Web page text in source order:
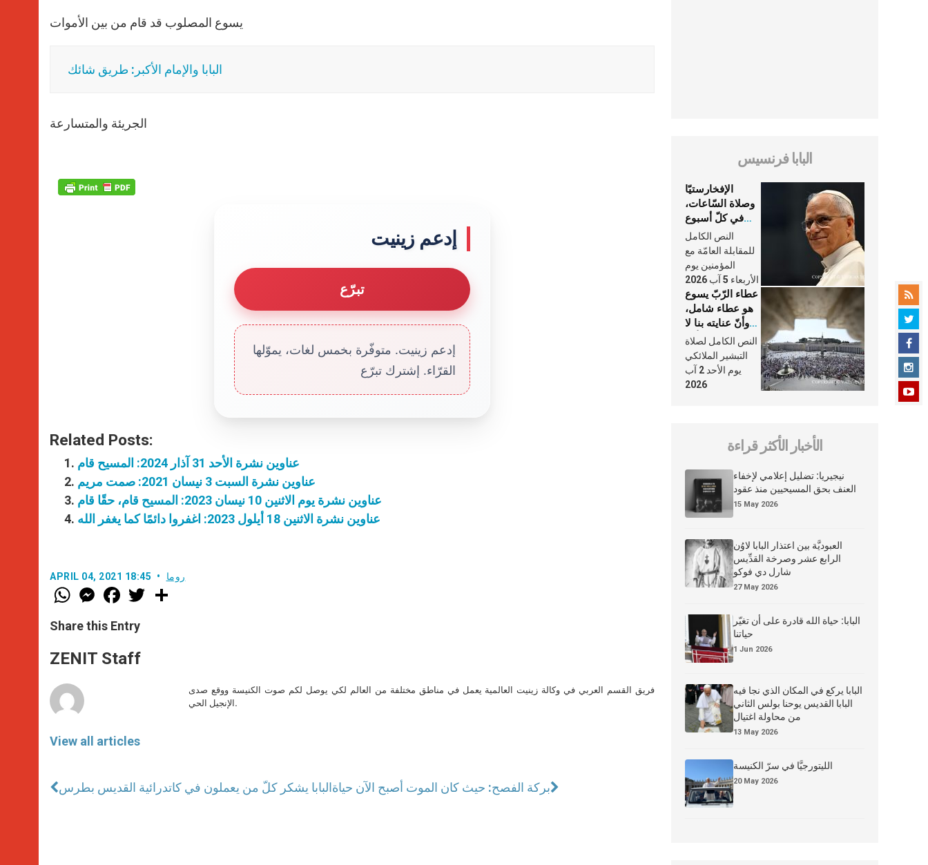
يسوع المصلوب قد قام من بين الأموات
البابا والإمام الأكبر: طريق شائك
الجريئة والمتسارعة
إدعم زينيت
تبرّع
إدعم زينيت. متوفّرة بخمس لغات، يموّلها
القرّاء. إشترك تبرّع
Related Posts:
عناوين نشرة الأحد 31 آذار 2024: المسيح قام
عناوين نشرة السبت 3 نيسان 2021: صمت مريم
عناوين نشرة يوم الاثنين 10 نيسان 2023: المسيح قام، حقًا قام
عناوين نشرة الاثنين 18 أيلول 2023: اغفروا دائمًا كما يغفر الله
APRIL 04, 2021 18:45 روما
W
h
t
s
p
p
M
e
s
e
g
e
F
a
e
b
o
k
w
Share this Entry
ZENIT Staff
View all articles
فريق القسم العربي في وكالة زينيت العالمية يعمل في مناطق مختلفة من العالم لكي يوصل لكم صوت الكنيسة ووقع صدى
الإنجيل الحي.
البابا يشكر كلّ من يعملون في كاتدرائية القديس بطرسبركة الفصح: حيث كان الموت أصبح الآن حياة
البابا فرنسيس
الإفخارستيّا
وصلاة السّاعات،
في كلّ أسبوع
وكلّ يوم، هما
النَّفَس في حياة
الكنيسة
النص الكامل
للمقابلة العامّة مع
المؤمنين يوم
الأربعاء 5 آب 2026
عطاء الرّبّ يسوع
هو عطاء شامل،
وأنّ عنايته بنا لا
تغيب عنّا أبدًا
النص الكامل لصلاة
التبشير الملائكي
يوم الأحد 2 آب
2026
الأخبار الأكثر قراءة
نيجيريا: تضليل إعلامي لإخفاء
العنف بحق المسيحيين منذ عقود
15 May 2026
العبوديَّة بين اعتذار البابا لاوُن
الرابع عشر وصرخة القدِّيس
شارل دي فوكو
27 May 2026
البابا: حياة الله قادرة على أن تغيّر
حياتنا
1 Jun 2026
البابا يركع في المكان الذي نجا فيه
البابا القديس يوحنا بولس الثاني
من محاولة اغتيال
13 May 2026
الليتورجيَّا في سرّ الكنيسة
20 May 2026